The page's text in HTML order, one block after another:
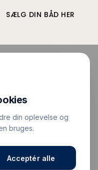
SÆLG DIN BÅD HER